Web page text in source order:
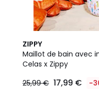
ZIPPY
Maillot de bain avec
Celas x Zippy
25,99 € 17,99 € -